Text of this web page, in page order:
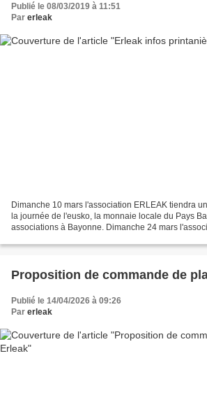
Publié le 08/03/2019 à 11:51
Par erleak
Dimanche 10 mars l'association ERLEAK tiendra
la journée de l'eusko, la monnaie locale du Pays
associations à Bayonne. Dimanche 24 mars
Proposition de commande de
Publié le 14/04/2026 à 09:26
Par erleak